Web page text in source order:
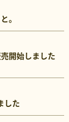
。
開始しました
した